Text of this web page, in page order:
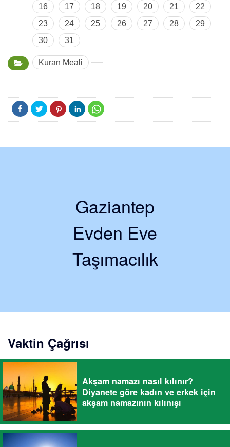
16
17 18 19 20 21
22
23
24 25 26 27 28
29
30
31
Kuran Meali
Gaziantep
Evden Eve
Taşımacılık
Vaktin Çağrısı
Akşam namazı nasıl kılınır?
Diyanete göre kadın ve erkek için
akşam namazının kılınışı